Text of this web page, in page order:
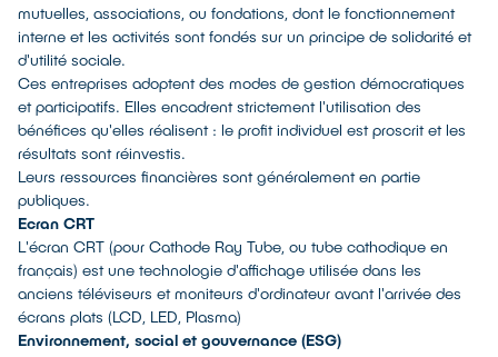
mutuelles, associations, ou fondations, dont le fonctionnement
interne et les activités sont fondés sur un principe de solidarité et
d'utilité sociale.
Ces entreprises adoptent des modes de gestion démocratiques
et participatifs. Elles encadrent strictement l'utilisation des
bénéfices qu'elles réalisent : le profit individuel est proscrit et les
résultats sont réinvestis.
Leurs ressources financières sont généralement en partie
publiques.
Ecran CRT
L'écran CRT (pour Cathode Ray Tube, ou tube cathodique en
français) est une technologie d'affichage utilisée dans les
anciens téléviseurs et moniteurs d'ordinateur avant l'arrivée des
écrans plats (LCD, LED, Plasma)
Environnement, social et gouvernance (ESG)